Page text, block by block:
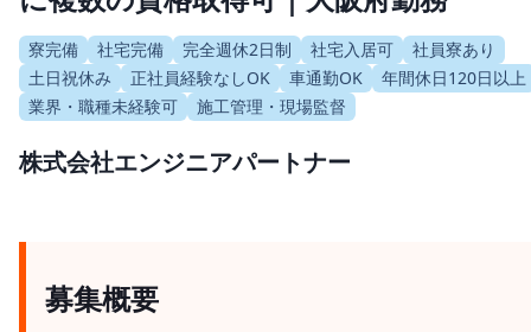
寮完備 社宅完備 完全週休2日制 社宅入居可
社員寮あり
土日祝休み
正社員経験なしOK 車通勤OK
年間休日120日以上
業界・職種未経験可
施工管理・現場監督
株式会社エンジニアパートナー
募集概要